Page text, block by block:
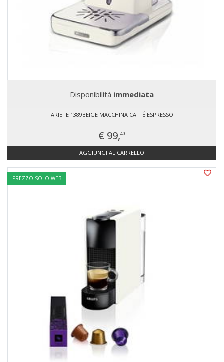
Disponibilità immediata
ARIETE 1389BEIGE MACCHINA CAFFÉ ESPRESSO
€ 99,40
AGGIUNGI AL CARRELLO
PREZZO SOLO WEB